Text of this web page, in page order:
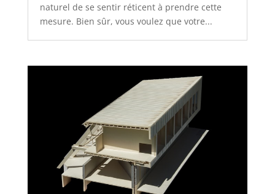
naturel de se sentir réticent à prendre cette
mesure. Bien sûr, vous voulez que votre...